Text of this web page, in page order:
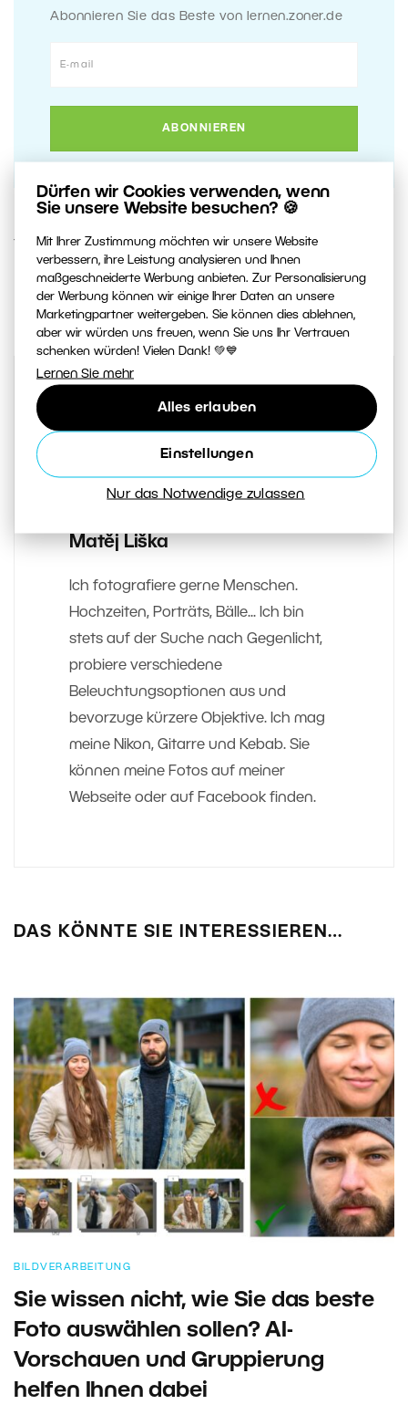
Dürfen wir Cookies verwenden, wenn
Sie unsere Website besuchen? 🍪
Mit Ihrer Zustimmung möchten wir unsere Website
verbessern, ihre Leistung analysieren und Ihnen
maßgeschneiderte Werbung anbieten. Zur Personalisierung
der Werbung können wir einige Ihrer Daten an unsere
Marketingpartner weitergeben. Sie können dies ablehnen,
aber wir würden uns freuen, wenn Sie uns Ihr Vertrauen
schenken würden! Vielen Dank! 💚💙
Lernen Sie mehr
Alles erlauben
Einstellungen
Nur das Notwendige zulassen
Abonnieren Sie das Beste von lernen.zoner.de
7. JUNI 2017
0 Artikel teilen:
Matěj Liška
Ich fotografiere gerne Menschen.
Hochzeiten, Porträts, Bälle... Ich bin
stets auf der Suche nach Gegenlicht,
probiere verschiedene
Beleuchtungsoptionen aus und
bevorzuge kürzere Objektive. Ich mag
meine Nikon, Gitarre und Kebab. Sie
können meine Fotos auf meiner
Webseite oder auf Facebook finden.
DAS KÖNNTE SIE INTERESSIEREN…
BILDVERARBEITUNG
Sie wissen nicht, wie Sie das beste
Foto auswählen sollen? AI-
Vorschauen und Gruppierung
helfen Ihnen dabei